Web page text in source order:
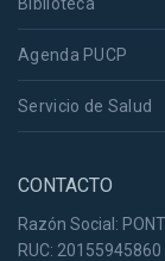
Agenda PUCP
Servicio de Salud
CONTACTO
Razón Social:
RUC: 20155945860